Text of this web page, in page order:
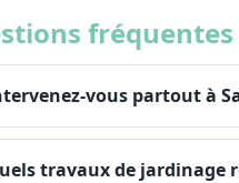
vous partout à
travaux de jardinage